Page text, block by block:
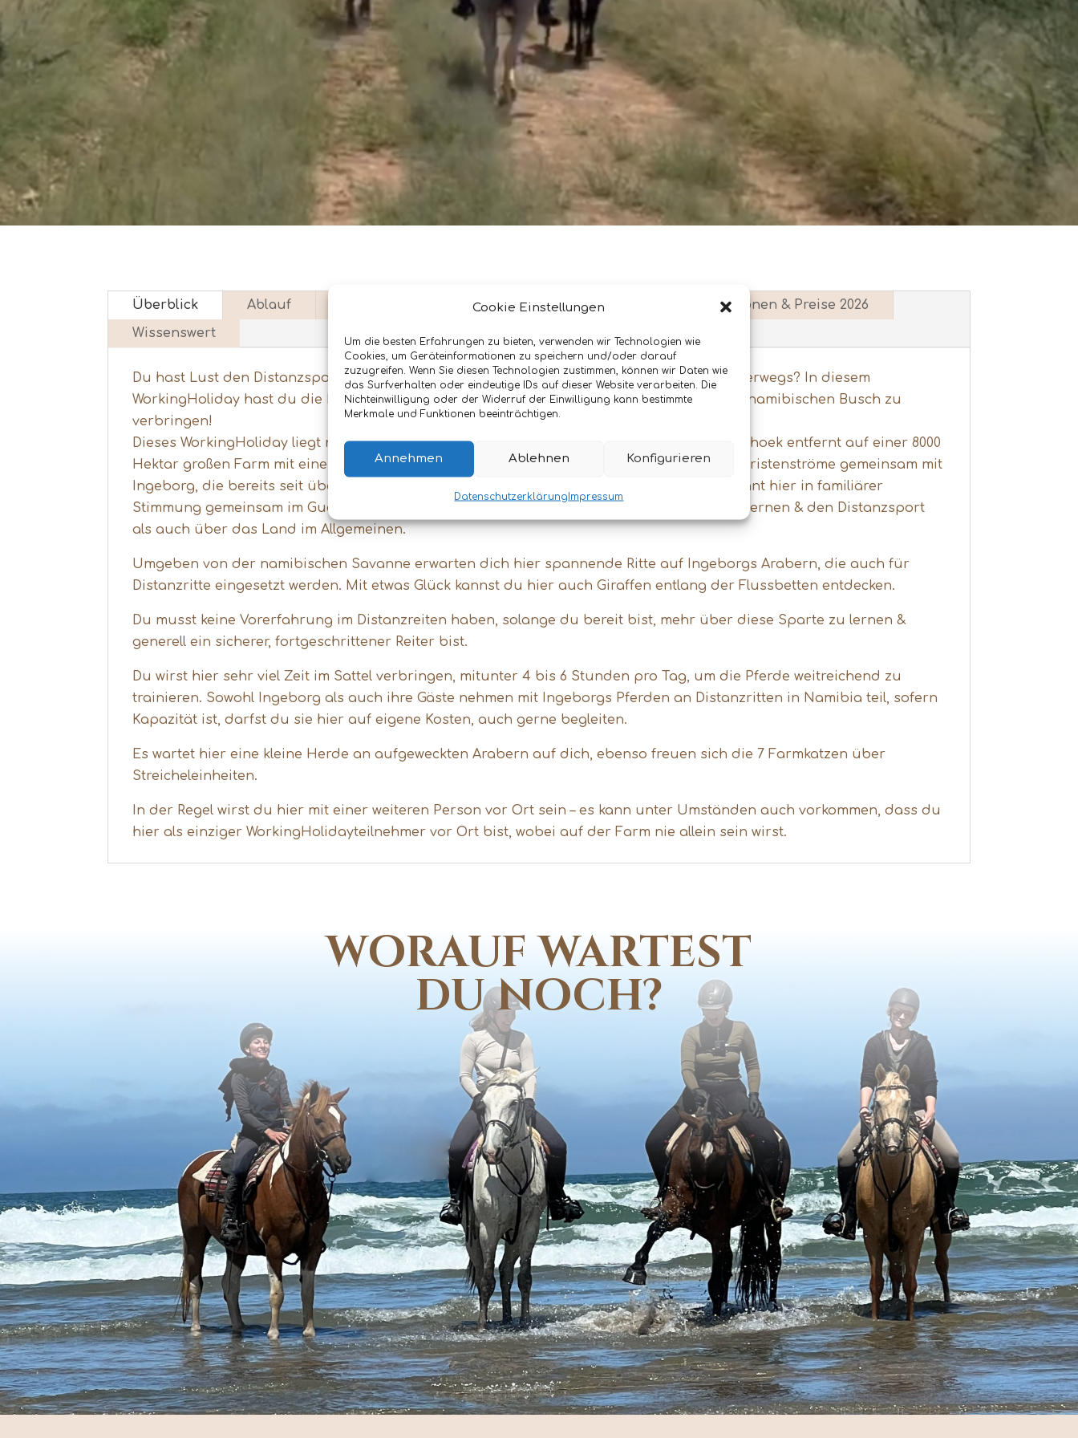
Cookie Einstellungen
Um die besten Erfahrungen zu bieten, verwenden wir Technologien wie
Cookies, um Geräteinformationen zu speichern und/oder darauf
zuzugreifen. Wenn Sie diesen Technologien zustimmen, können wir Daten wie
das Surfverhalten oder eindeutige IDs auf dieser Website verarbeiten. Die
Nichteinwilligung oder der Widerruf der Einwilligung kann bestimmte
Merkmale und Funktionen beeinträchtigen.
Annehmen Ablehnen Konfigurieren
DatenschutzerklärungImpressum
Überblick Ablauf Anforderungen an dich
Konditionen & Preise 2026
Wissenswert
Du hast Lust den Distanzsport kennen zu lernen oder du bist bereits in dieser Sparte unterwegs? In diesem
WorkingHoliday hast du die Möglichkeit mit Ingeborg und ihren Arabern viele Stunden im namibischen Busch zu
verbringen!
Dieses WorkingHoliday liegt nur etwa 1,5 Stunde vom Flughafen und eine Stunde von Windhoek entfernt auf einer 8000
Hektar großen Farm mit einem kleinen Guesthouse. Du wohnst hier abseits der großen Touristenströme gemeinsam mit
Ingeborg, die bereits seit über 20 Jahren in Namibia lebt und mit Pferden arbeitet. Ihr wohnt hier in familiärer
Stimmung gemeinsam im Guesthouse. Du kannst hier sowohl einiges über die Pferde hier lernen & den Distanzsport
als auch über das Land im Allgemeinen.
Umgeben von der namibischen Savanne erwarten dich hier spannende Ritte auf Ingeborgs Arabern, die auch für
Distanzritte eingesetzt werden. Mit etwas Glück kannst du hier auch Giraffen entlang der Flussbetten entdecken.
Du musst keine Vorerfahrung im Distanzreiten haben, solange du bereit bist, mehr über diese Sparte zu lernen &
generell ein sicherer, fortgeschrittener Reiter bist.
Du wirst hier sehr viel Zeit im Sattel verbringen, mitunter 4 bis 6 Stunden pro Tag, um die Pferde weitreichend zu
trainieren. Sowohl Ingeborg als auch ihre Gäste nehmen mit Ingeborgs Pferden an Distanzritten in Namibia teil, sofern
Kapazität ist, darfst du sie hier auf eigene Kosten, auch gerne begleiten.
Es wartet hier eine kleine Herde an aufgeweckten Arabern auf dich, ebenso freuen sich die 7 Farmkatzen über
Streicheleinheiten.
In der Regel wirst du hier mit einer weiteren Person vor Ort sein – es kann unter Umständen auch vorkommen, dass du
hier als einziger WorkingHolidayteilnehmer vor Ort bist, wobei auf der Farm nie allein sein wirst.
WORAUF WARTEST
DU NOCH?